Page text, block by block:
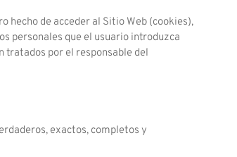
hecho de acceder al Sitio Web (cookies),
personales que el usuario introduzca
tratados por el responsable del
exactos, completos y